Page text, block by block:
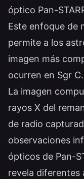
óptico Pan-
Este enfoque de
permite a los
imagen más
ocurren en Sgr C.
La imagen
rayos X del
de radio
observaciones
ópticos de Pan-
revela diferentes